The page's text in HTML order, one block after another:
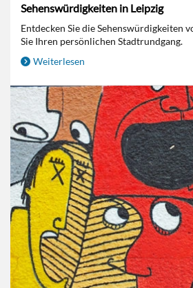
Sehenswürdigkeiten in Leipzig
Entdecken Sie die Sehenswürdigkeiten
Sie Ihren persönlichen Stadtrundgang.
Weiterlesen